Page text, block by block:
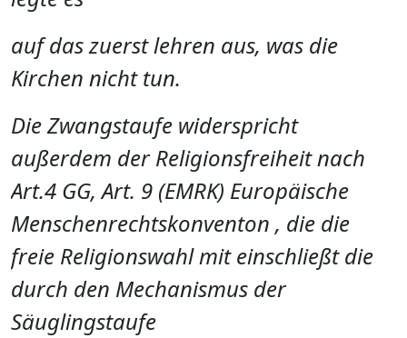
auf das zuerst lehren aus, was die
Kirchen nicht tun.
Die Zwangstaufe widerspricht
außerdem der Religionsfreiheit nach
Art.4 GG, Art. 9 (EMRK) Europäische
Menschenrechtskonventon , die die
freie Religionswahl mit einschließt die
durch den Mechanismus der
Säuglingstaufe